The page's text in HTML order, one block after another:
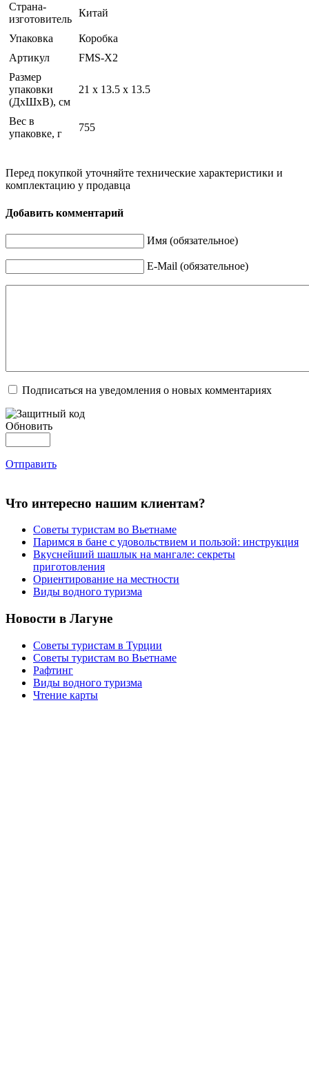
Страна-
изготовитель
Китай
Упаковка
Коробка
Артикул
FMS-X2
Размер
упаковки
(ДхШхВ), см
21 x 13.5 x 13.5
Вес в
упаковке, г
755
Перед покупкой уточняйте технические характеристики и
комплектацию у продавца
Добавить комментарий
Имя (обязательное)
E-Mail (обязательное)
Подписаться на уведомления о новых комментариях
Обновить
Отправить
Что интересно нашим клиентам?
Советы туристам во Вьетнаме
Паримся в бане с удовольствием и пользой: инструкция
Вкуснейший шашлык на мангале: секреты
приготовления
Ориентирование на местности
Виды водного туризма
Новости в Лагуне
Советы туристам в Турции
Советы туристам во Вьетнаме
Рафтинг
Виды водного туризма
Чтение карты